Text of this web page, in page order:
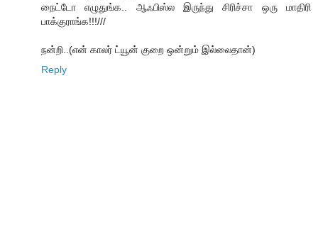
நைட்டோ எழுதுங்க.. ஆஃபிஸ்ல இருந்து சிரிச்சா ஒரு மாதிரி
பாக்குராங்க!!!///
நன்றி..(என் காலர் ட்யூன் குறை ஒன்றும் இல்லைதான்)
Reply